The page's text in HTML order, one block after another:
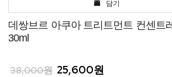
담기
데쌍브르 아쿠아 트리트먼트 컨센트
30ml
38,000원 25,600원